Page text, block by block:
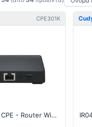
CPE301K
4G LTE Cat4 CPE - Router WiFi 2.4GHz 802.11b/g/n